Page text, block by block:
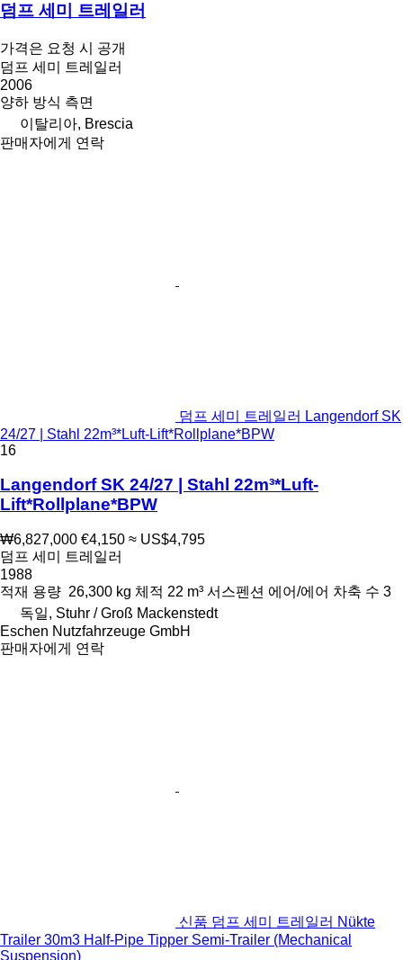
덤프 세미 트레일러
가격은 요청 시 공개
덤프 세미 트레일러
2006
양하 방식 측면
이탈리아, Brescia
판매자에게 연락
덤프 세미 트레일러 Langendorf SK
24/27 | Stahl 22m³*Luft-Lift*Rollplane*BPW
16
Langendorf SK 24/27 | Stahl 22m³*Luft-
Lift*Rollplane*BPW
₩6,827,000 €4,150 ≈ US$4,795
덤프 세미 트레일러
1988
적재 용량 26,300 kg 체적 22 m³ 서스펜션 에어/에어 차축 수 3
독일, Stuhr / Groß Mackenstedt
Eschen Nutzfahrzeuge GmbH
판매자에게 연락
신품 덤프 세미 트레일러 Nükte
Trailer 30m3 Half-Pipe Tipper Semi-Trailer (Mechanical
Suspension)